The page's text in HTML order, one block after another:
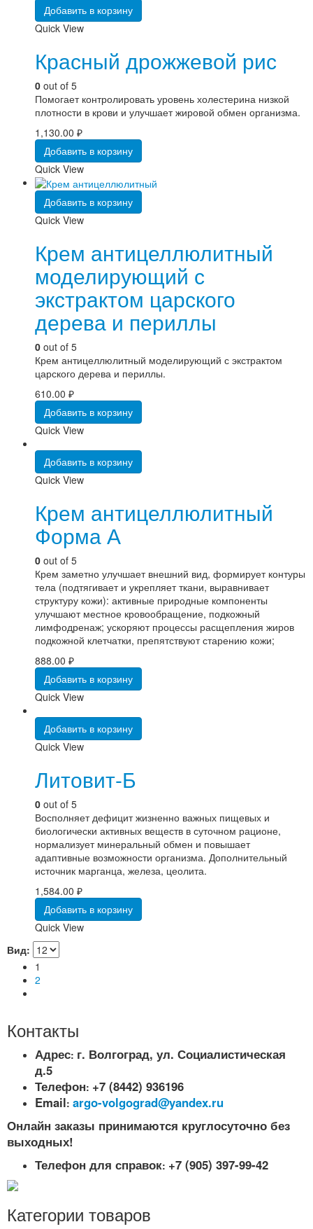
Добавить в корзину
Quick View
Красный дрожжевой рис
0 out of 5
Помогает контролировать уровень холестерина низкой
плотности в крови и улучшает жировой обмен организма.
1,130.00 ₽
Добавить в корзину
Quick View
Добавить в корзину
Quick View
Крем антицеллюлитный
моделирующий с
экстрактом царского
дерева и периллы
0 out of 5
Крем антицеллюлитный моделирующий с экстрактом
царского дерева и периллы.
610.00 ₽
Добавить в корзину
Quick View
Добавить в корзину
Quick View
Крем антицеллюлитный
Форма А
0 out of 5
Крем заметно улучшает внешний вид, формирует контуры
тела (подтягивает и укрепляет ткани, выравнивает
структуру кожи): активные природные компоненты
улучшают местное кровообращение, подкожный
лимфодренаж; ускоряют процессы расщепления жиров
подкожной клетчатки, препятствуют старению кожи;
888.00 ₽
Добавить в корзину
Quick View
Добавить в корзину
Quick View
Литовит-Б
0 out of 5
Восполняет дефицит жизненно важных пищевых и
биологически активных веществ в суточном рационе,
нормализует минеральный обмен и повышает
адаптивные возможности организма. Дополнительный
источник марганца, железа, цеолита.
1,584.00 ₽
Добавить в корзину
Quick View
Вид:
1
2
Контакты
Адрес: г. Волгоград, ул. Социалистическая
д.5
Телефон: +7 (8442) 936196
Email: argo-volgograd@yandex.ru
Онлайн заказы принимаются круглосуточно без
выходных!
Телефон для справок: +7 (905) 397-99-42
Категории товаров